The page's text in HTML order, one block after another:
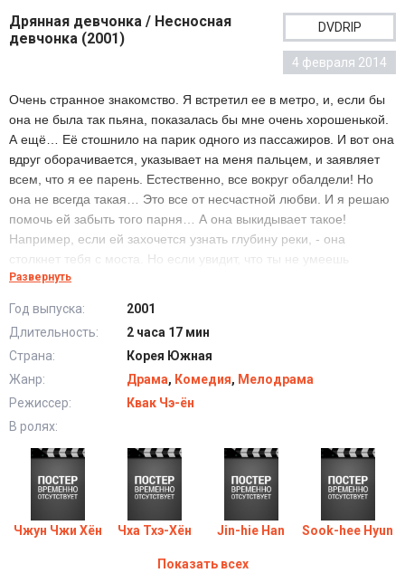
Дрянная девчонка / Несносная
девчонка (2001)
DVDRIP
4 февраля 2014
Очень странное знакомство. Я встретил ее в метро, и, если бы
она не была так пьяна, показалась бы мне очень хорошенькой.
А ещё… Её стошнило на парик одного из пассажиров. И вот она
вдруг оборачивается, указывает на меня пальцем, и заявляет
всем, что я ее парень. Естественно, все вокруг обалдели! Но
она не всегда такая… Это все от несчастной любви. И я решаю
помочь ей забыть того парня… А она выкидывает такое!
Например, если ей захочется узнать глубину реки, - она
столкнет тебя с моста. Но если увидит, что ты не умеешь
плавать, тут же бросится тебя спасать. И не вздумай забыть,
В один прекрасный момент она может тебя убить. Но если
вдруг ты окажешься в заложниках, она за тебя жизнь отдаст. В
последнее время она часто смеется. Это и делает меня
счастливее всех на свете. Но в этот самый момент приходит
время расставания. Мы поместили все наши искренние чувства
в машине времени и решили встретиться снова спустя 2 года и
посмотреть, что с нами станет. Все это время я буду стараться
стать еще лучше, буду работать над собой, потому что знаю,
что мы снова найдем друг друга…
Развернуть
Год выпуска:
2001
Длительность:
2 часа 17 мин
Страна:
Корея Южная
Жанр:
Драма, Комедия, Мелодрама
Режиссер:
Квак Чэ-ён
В ролях:
Чжун Чжи Хён Чха Тхэ-Хён Jin-hie Han Sook-hee Hyun
Показать всех